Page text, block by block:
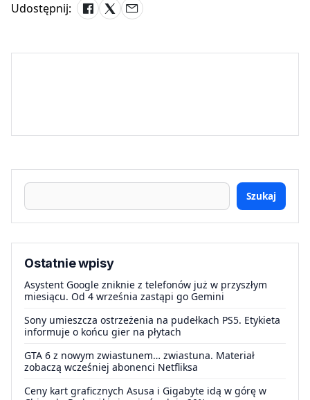
Udostępnij:
Szukaj
Ostatnie wpisy
Asystent Google zniknie z telefonów już w przyszłym
miesiącu. Od 4 września zastąpi go Gemini
Sony umieszcza ostrzeżenia na pudełkach PS5. Etykieta
informuje o końcu gier na płytach
GTA 6 z nowym zwiastunem… zwiastuna. Materiał
zobaczą wcześniej abonenci Netfliksa
Ceny kart graficznych Asusa i Gigabyte idą w górę w